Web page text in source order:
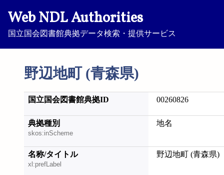
Web NDL Authorities
国立国会図書館典拠データ検索・提供サービス
野辺地町 (青森県)
国立国会図書館典拠ID 00260826
典拠種別
skos:inScheme
地名
名称/タイトル
xl:prefLabel
野辺地町 (青森県)